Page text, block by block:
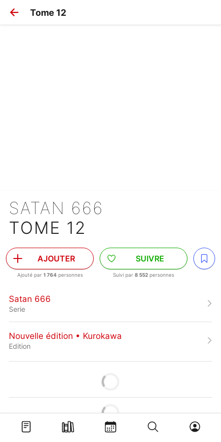
Tome 12
SATAN 666
TOME 12
AJOUTER
Ajouté par 1 764personnes
SUIVRE
Suivi par 8 552 personnes
Satan 666
Serie
Nouvelle édition • Kurokawa
Edition